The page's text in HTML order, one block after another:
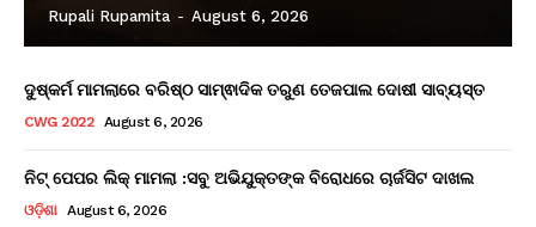
Rupali Rupamita - August 6, 2026
ଦୁଷ୍କର୍ମ ମାମଲାରେ ବରିଷ୍ଠ ସାମ୍ଵାଦିକ ତରୁଣ ତେଜପାଲ ଦୋଷୀ ସାବ୍ୟସ୍ତ
CWG 2022 August 6, 2026
ନିଟ୍ ପେପର ଲିକ୍ ମାମଲା :ସବୁ ଅଭିଯୁକ୍ତଙ୍କ ବିରୋଧରେ ଚାର୍ଜସିଟ ଦାଖଲ
ଓଡ଼ିଶା August 6, 2026